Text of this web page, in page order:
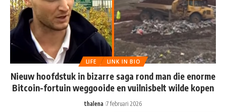
LIFE LINK IN BIO
Nieuw hoofdstuk in bizarre saga rond man die enorme
Bitcoin-fortuin weggooide en vuilnisbelt wilde kopen
thalena 7 februari 2026